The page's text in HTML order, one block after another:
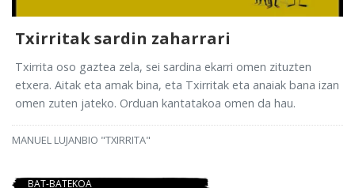
Txirritak sardin zaharrari
Txirrita oso gaztea zela, sei sardina ekarri omen zituzten
etxera. Aitak eta amak bina, eta Txirritak eta anaiak bana izan
omen zuten jateko. Orduan kantatakoa omen da hau.
MANUEL LUJANBIO "TXIRRITA"
BAT-BATEKOA